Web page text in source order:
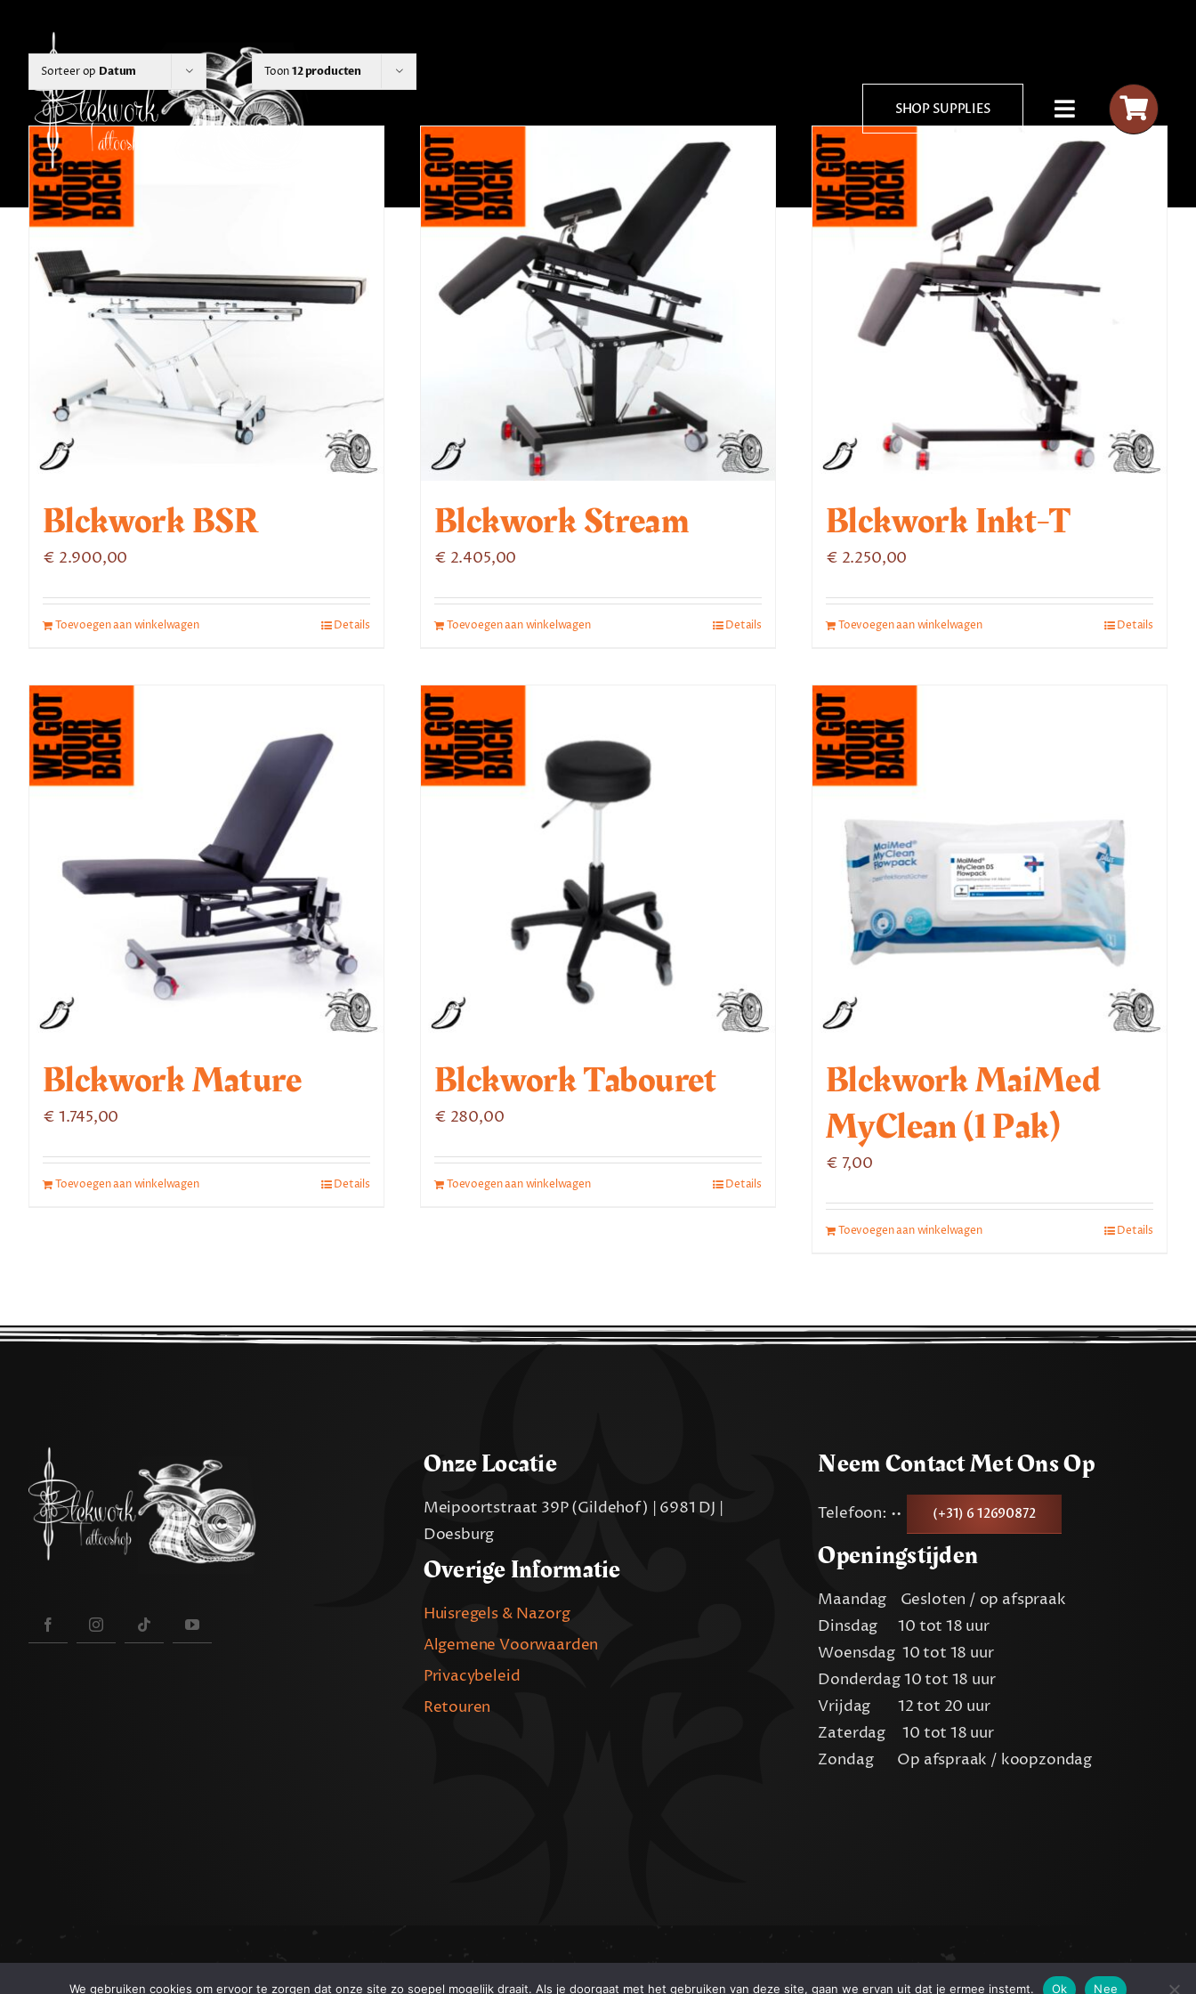
inhoud
SHOP SUPPLIES
Sorteer op Datum Toon12 producten
Blckwork BSR
€ 2.900,00
Toevoegen aan winkelwagen Details
Blckwork Stream
€ 2.405,00
Toevoegen aan winkelwagen Details
Blckwork Inkt-T
€ 2.250,00
Toevoegen aan winkelwagen Details
Blckwork Mature
€ 1.745,00
Toevoegen aan winkelwagen Details
Blckwork Tabouret
€ 280,00
Toevoegen aan winkelwagen Details
Blckwork MaiMed
MyClean (1 Pak)
€ 7,00
Toevoegen aan winkelwagen Details
Onze Locatie
Meipoortstraat 39P (Gildehof) | 6981 DJ |
Doesburg
Overige Informatie
Huisregels & Nazorg
Algemene Voorwaarden
Privacybeleid
Retouren
Neem Contact Met Ons Op
Telefoon: •• (+31) 6 12690872
Openingstijden
Maandag Gesloten / op afspraak
Dinsdag 10 tot 18 uur
Woensdag 10 tot 18 uur
Donderdag 10 tot 18 uur
Vrijdag 12 tot 20 uur
Zaterdag 10 tot 18 uur
Zondag Op afspraak / koopzondag
We gebruiken cookies om ervoor te zorgen dat onze site zo soepel mogelijk draait. Als je doorgaat met het gebruiken van deze site, gaan we ervan uit dat je ermee instemt. Ok Nee